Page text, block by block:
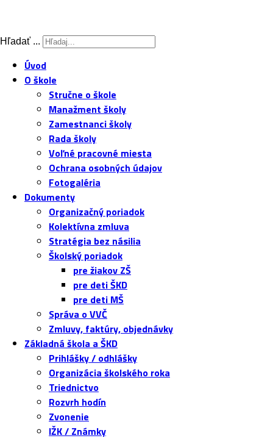
Hľadať ...
Úvod
O škole
Stručne o škole
Manažment školy
Zamestnanci školy
Rada školy
Voľné pracovné miesta
Ochrana osobných údajov
Fotogaléria
Dokumenty
Organizačný poriadok
Kolektívna zmluva
Stratégia bez násilia
Školský poriadok
pre žiakov ZŠ
pre deti ŠKD
pre deti MŠ
Správa o VVČ
Zmluvy, faktúry, objednávky
Základná škola a ŠKD
Prihlášky / odhlášky
Organizácia školského roka
Triednictvo
Rozvrh hodín
Zvonenie
IŽK / Známky